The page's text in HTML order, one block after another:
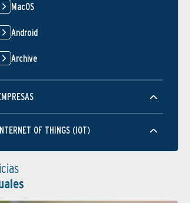
MacOS
Android
Archive
OF THINGS (IOT)